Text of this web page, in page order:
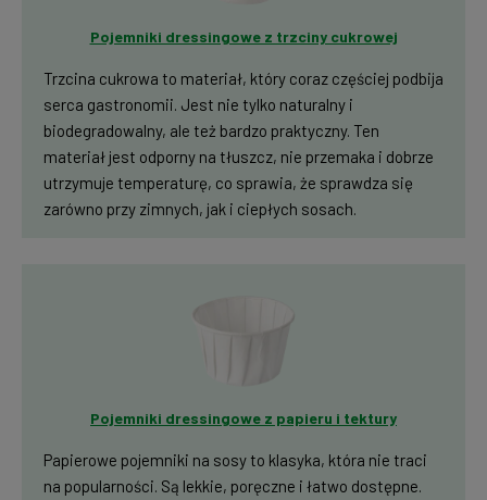
Pojemniki dressingowe z trzciny cukrowej
Trzcina cukrowa to materiał, który coraz częściej podbija
serca gastronomii. Jest nie tylko naturalny i
biodegradowalny, ale też bardzo praktyczny. Ten
materiał jest odporny na tłuszcz, nie przemaka i dobrze
utrzymuje temperaturę, co sprawia, że sprawdza się
zarówno przy zimnych, jak i ciepłych sosach.
Pojemniki dressingowe z papieru i tektury
Papierowe pojemniki na sosy to klasyka, która nie traci
na popularności. Są lekkie, poręczne i łatwo dostępne.